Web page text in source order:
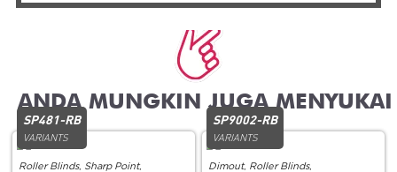
SP481-RB
VARIANTS
Roller Blinds, Sharp Point,
SP9002-RB
VARIANTS
Dimout, Roller Blinds,